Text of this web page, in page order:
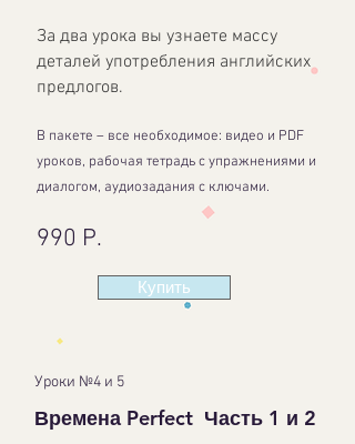
За два урока вы узнаете массу
деталей употребления английских
предлогов.
В пакете – все необходимое: видео и PDF
уроков, рабочая тетрадь с упражнениями и
диалогом, аудиозадания с ключами.
990 Р.
Купить
Уроки №4 и 5
Времена Perfect Часть 1 и 2